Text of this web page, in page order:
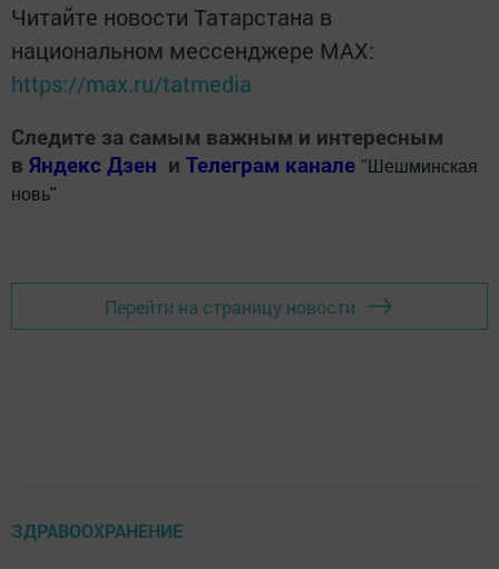
Читайте новости Татарстана в
национальном мессенджере MАХ:
https://max.ru/tatmedia
Следите за самым важным и интересным
в Яндекс Дзен и Телеграм канале " Шешминская
новь"
Перейти на страницу новости
ЗДРАВООХРАНЕНИЕ